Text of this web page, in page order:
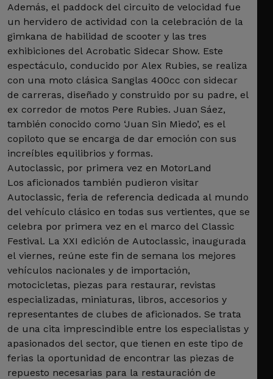
Además, el paddock del circuito de velocidad fue
un hervidero de actividad con la celebración de la
gimkana de habilidad de scooter y las tres
exhibiciones del Acrobatic Sidecar Show. Este
espectáculo, conducido por Alex Rubies, se realiza
con una moto clásica Sanglas 400cc con sidecar
de carreras, diseñado y construido por su padre, el
ex corredor de motos Pere Rubies. Juan Sáez,
también conocido como ‘Juan Sin Miedo’, es el
copiloto que se encarga de dar emoción con sus
increíbles equilibrios y formas.
Autoclassic, por primera vez en MotorLand
Los aficionados también pudieron visitar
Autoclassic, feria de referencia dedicada al mundo
del vehículo clásico en todas sus vertientes, que se
celebra por primera vez en el marco del Classic
Festival. La XXI edición de Autoclassic, inaugurada
el viernes, reúne este fin de semana los mejores
vehículos nacionales y de importación,
motocicletas, piezas para restaurar, revistas
especializadas, miniaturas, libros, accesorios y
representantes de clubes de aficionados. Se trata
de una cita imprescindible entre los especialistas y
apasionados del sector, que tienen en este tipo de
ferias la oportunidad de encontrar las piezas de
repuesto necesarias para la restauración de